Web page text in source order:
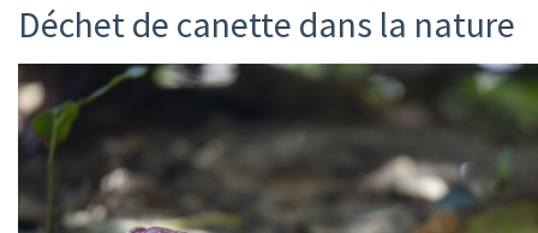
Déchet de canette dans la nature